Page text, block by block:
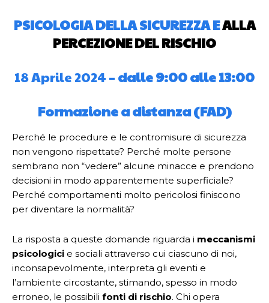
PSICOLOGIA DELLA SICUREZZA EALLA
PERCEZIONE DEL RISCHIO
18 Aprile 2024 – dalle 9:00 alle 13:00
Formazione a distanza (FAD)
Perché le procedure e le contromisure di sicurezza
non vengono rispettate? Perché molte persone
sembrano non “vedere” alcune minacce e prendono
decisioni in modo apparentemente superficiale?
Perché comportamenti molto pericolosi finiscono
per diventare la normalità?
La risposta a queste domande riguarda i meccanismi
psicologici e sociali attraverso cui ciascuno di noi,
inconsapevolmente, interpreta gli eventi e
l’ambiente circostante, stimando, spesso in modo
erroneo, le possibili fonti di rischio. Chi opera